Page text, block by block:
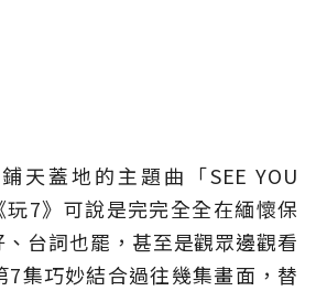
天蓋地的主題曲「SEE YOU
玩7》可說是完完全全在緬懷保
台詞也罷，甚至是觀眾邊觀看
7集巧妙結合過往幾集畫面，替